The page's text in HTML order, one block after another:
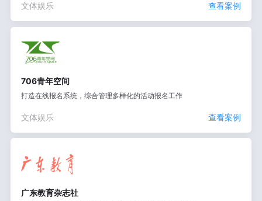
文体娱乐 查看案例
706青年空间
打造在线报名系统，综合管理多样化的活动报名工作
文体娱乐 查看案例
广东教育杂志社